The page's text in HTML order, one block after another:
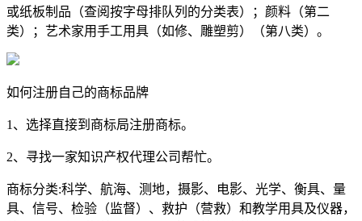
或纸板制品（查阅按字母排队列的分类表）；颜料（第二
类）；艺术家用手工用具（如修、雕塑剪）（第八类）。
如何注册自己的商标品牌
1、选择直接到商标局注册商标。
2、寻找一家知识产权代理公司帮忙。
商标分类:科学、航海、测地，摄影、电影、光学、衡具、量
具、信号、检验（监督）、救护（营救）和教学用具及仪器，